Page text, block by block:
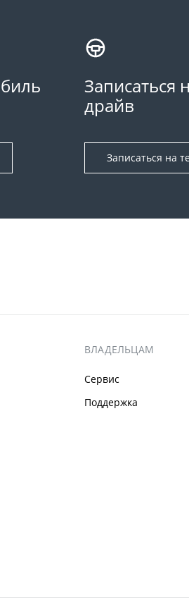
Записаться
драйв
Записаться на
ВЛАДЕЛЬЦАМ
Сервис
Поддержка